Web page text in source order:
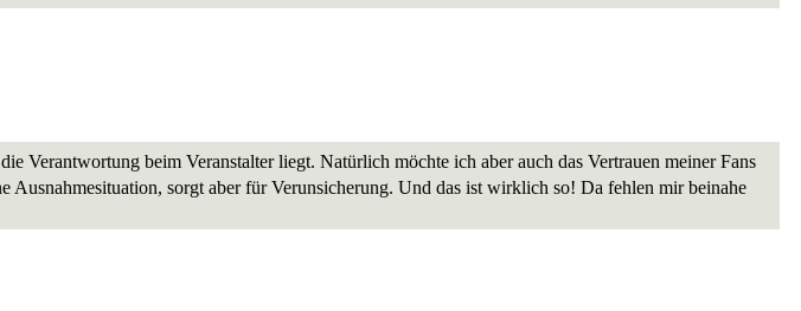
Verantwortung beim Veranstalter liegt. Natürlich möchte ich aber auch das Vertrauen meiner Fans
sorgt aber für Verunsicherung. Und das ist wirklich so! Da fehlen mir beinahe